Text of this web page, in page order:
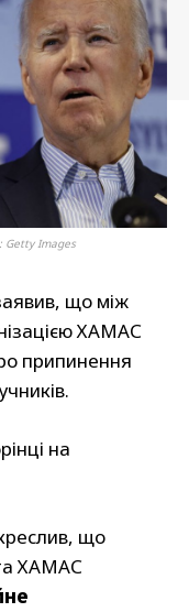
Images
що між
ХАМАС
припинення
на
що
ХАМАС